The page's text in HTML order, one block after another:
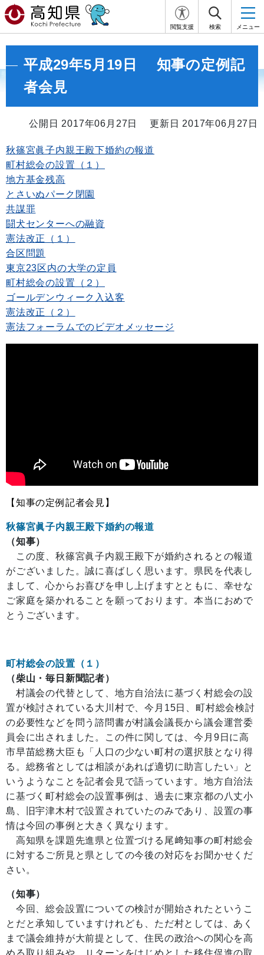
閲覧支援 検索 メニュー
平成29年5月19日 知事の定例記
者会見
公開日 2017年06月27日 更新日 2017年06月27日
秋篠宮眞子内親王殿下婚約の報道
町村総会の設置（１）
地方基金残高
とさいぬパーク閉園
共謀罪
闘犬センターへの融資
憲法改正（１）
合区問題
東京23区内の大学の定員
町村総会の設置（２）
ゴールデンウィーク入込客
憲法改正（２）
憲法フォーラムでのビデオメッセージ
【知事の定例記者会見】
秋篠宮眞子内親王殿下婚約の報道
（知事）
この度、秋篠宮眞子内親王殿下が婚約されるとの報道
がございました。誠に喜ばしく思います。県民を代表し
まして、心からお喜びを申し上げますとともに、幸せな
ご家庭を築かれることを願っております。本当におめで
とうございます。
町村総会の設置（１）
（柴山・毎日新聞記者）
村議会の代替として、地方自治法に基づく村総会の設
置が検討されている大川村で、今月15日、町村総会検討
の必要性などを問う諮問書が村議会議長から議会運営委
員会に出されました。この件に関しては、今月9日に高
市早苗総務大臣も「人口の少ない町村の選択肢となり得
る。総務省としては相談があれば適切に助言したい」と
いうようなことを記者会見で語っています。地方自治法
に基づく町村総会の設置事例は、過去に東京都の八丈小
島、旧宇津木村で設置されていたのみであり、設置の事
情は今回の事例と大きく異なります。
高知県を課題先進県と位置づける尾﨑知事の町村総会
に対するご所見と県としての今後の対応をお聞かせくだ
さい。
（知事）
今回、総会設置についての検討が開始されたというこ
とだと承知していますけれども、ただ村としては、あく
まで議会維持が大前提として、住民の政治への関心を高
める取り組みや、Ｕターンをはじめとした移住促進の取